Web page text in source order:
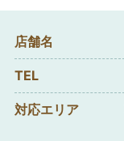
店舗名
TEL
対応エリア